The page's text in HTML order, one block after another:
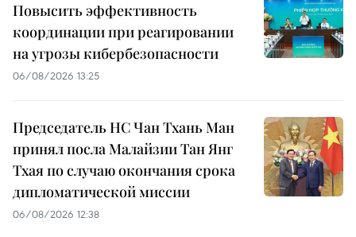
Повысить эффективность
координации при реагировании
на угрозы кибербезопасности
06/08/2026 13:25
Председатель НС Чан Тхань Ман
принял посла Малайзии Тан Янг
Тхая по случаю окончания срока
дипломатической миссии
06/08/2026 12:38